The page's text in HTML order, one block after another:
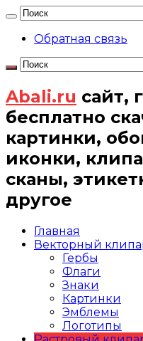
Обратная связь
Abali.ru сайт,
бесплатно
картинки,
иконки,
сканы,
другое
Главная
Векторный
Гербы
Флаги
Знаки
Картинки
Эмблемы
Логотипы